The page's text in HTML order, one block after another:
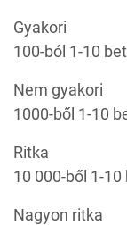
Gyakori
100-ból 1-10
Nem gyakori
1000-ből 1-10
Ritka
10 000-ből 1-
Nagyon ritka